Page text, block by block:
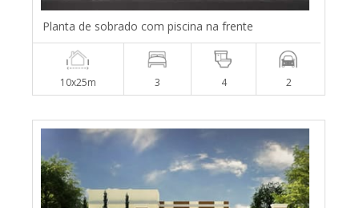
Planta de sobrado com piscina na frente
10x25m 3 4 2